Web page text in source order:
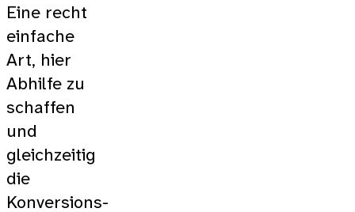
Eine recht
einfache
Art, hier
Abhilfe zu
schaffen
und
gleichzeitig
die
Konversions-